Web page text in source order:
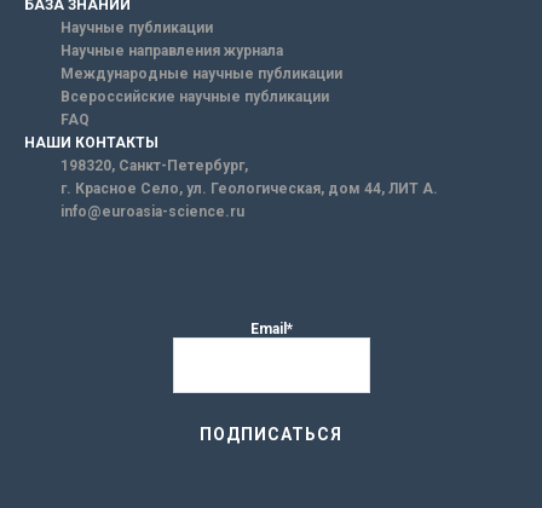
БАЗА ЗНАНИЙ
Научные публикации
Научные направления журнала
Международные научные публикации
Всероссийские научные публикации
FAQ
НАШИ КОНТАКТЫ
198320, Санкт-Петербург,
г. Красное Село, ул. Геологическая, дом 44, ЛИТ А.
info@euroasia-science.ru
Email*